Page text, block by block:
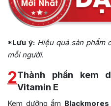
*Lưu ý: Hiệu quả sản phẩm
mỗi người.
2Thành phần kem
Vitamin E
Kem dưỡng ẩm